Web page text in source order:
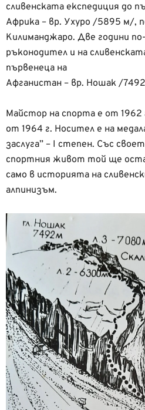
сливенската експедиция до
Африка – вр. Ухуро /5895 м/,
Килиманджаро. Две години
ръконодител и на
първенеца на
Афганистан – вр. Ношак /
Майстор на спорта е от 1962
от 1964 г. Носител е на
заслуга” – I степен. Със
спортния живот той ще
само в историята на
алпинизъм.